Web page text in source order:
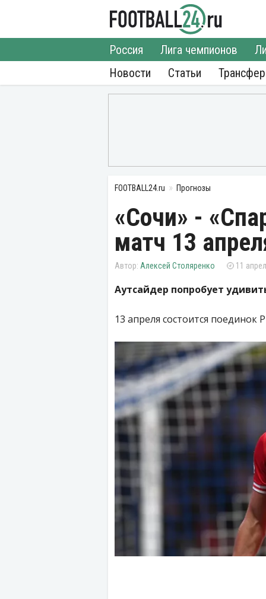
Новости
Россия Лига чемпионов
Статьи
FOOTBALL24.ru Прогнозы
«Сочи» -
матч 13
Алексей Столяренко 11
Аутсайдер попробует
13 апреля состоится